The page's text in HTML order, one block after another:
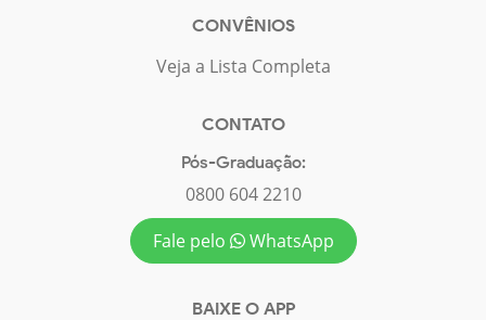
CONVÊNIOS
Veja a Lista Completa
CONTATO
Pós-Graduação:
0800 604 2210
Fale pelo
WhatsApp
BAIXE O APP